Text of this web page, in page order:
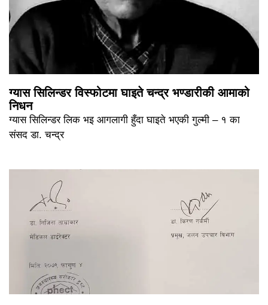
ग्यास सिलिन्डर विस्फोटमा घाइते चन्द्र भण्डारीकी आमाको
निधन
ग्यास सिलिन्डर लिक भइ आगलागी हुँदा घाइते भएकी गुल्मी – १ का
संसद डा. चन्द्र